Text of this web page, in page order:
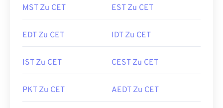
MST Zu CET EST Zu CET
EDT Zu CET IDT Zu CET
IST Zu CET CEST Zu CET
PKT Zu CET AEDT Zu CET